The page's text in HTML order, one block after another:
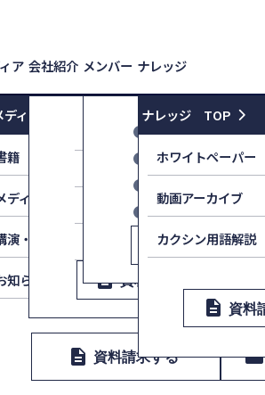
ルス研修
ョン
ルタイム型研修
マーケティング強化
マーケティング組織立ち
マーケティング構造研修
販売促進構造研修
戦略PR
提案資料改善コンサルテ
description 資料請求する
ア
ディア TOP
籍
ディア情報
演・イベント
知らせ
YouTube
launch カクシン田
AMANO
description 資料請求する email
会社紹介
コンセプト
description 資料請求する
メンバー
カクシンメンバー
監修顧問
パートナー
description 資料請求する
ナレッジ
ナレッジ TOP
ホワイトペーパー
動画アーカイブ
カクシン用語解説
description 資料
Value First,Commit